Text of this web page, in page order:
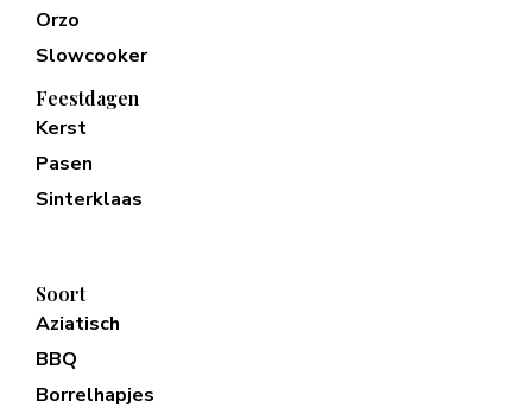
Orzo
Slowcooker
Feestdagen
Kerst
Pasen
Sinterklaas
Soort
Aziatisch
BBQ
Borrelhapjes